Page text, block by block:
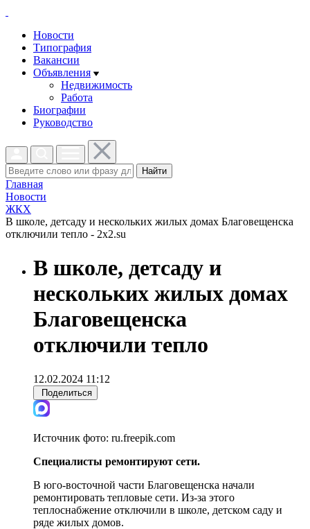
Новости
Типография
Вакансии
Объявления
Недвижимость
Работа
Биографии
Руководство
Найти
Главная
Новости
ЖКХ
В школе, детсаду и нескольких жилых домах Благовещенска
отключили тепло - 2x2.su
В школе, детсаду и
нескольких жилых домах
Благовещенска
отключили тепло
12.02.2024 11:12
Поделиться
Источник фото: ru.freepik.com
Специалисты ремонтируют сети.
В юго-восточной части Благовещенска начали
ремонтировать тепловые сети. Из-за этого
теплоснабжение отключили в школе, детском саду и
ряде жилых домов.